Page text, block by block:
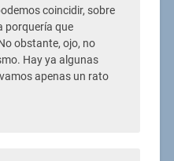
coincidir, sobre
porquería que
obstante, ojo, no
Hay ya algunas
apenas un rato